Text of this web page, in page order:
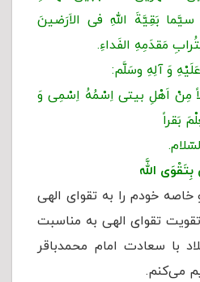
بَقِیَّةَ اللهِ فی الاَرَضینَ
مَقدَمِهِ الفَداءِ.
وَ آلِهِ وسَلَّم:
مِنْ اَهْلِ بیتی اِسْمُهُ اِسْمِی وَ
بَقراً
اللَّه
خاصه خودم را به تقوای الهی
تقوای الهی به مناسبت
با سعادت امام محمدباقر
می‌کنم.